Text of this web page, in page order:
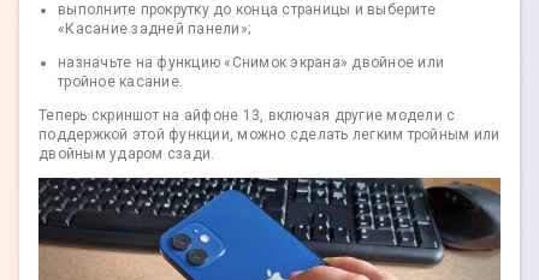
выполните прокрутку до конца страницы и выберите
«Касание задней панели»;
назначьте на функцию «Снимок экрана» двойное или
тройное касание.
Теперь скриншот на айфоне 13, включая другие модели с
поддержкой этой функции, можно сделать легким тройным или
двойным ударом сзади.